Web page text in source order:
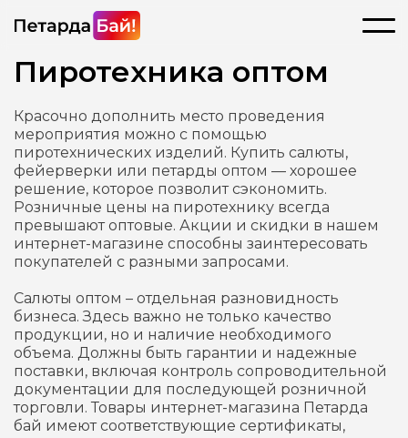
Пиротехника оптом
Красочно дополнить место проведения
мероприятия можно с помощью
пиротехнических изделий. Купить салюты,
фейерверки или петарды оптом — хорошее
решение, которое позволит сэкономить.
Розничные цены на пиротехнику всегда
превышают оптовые. Акции и скидки в нашем
интернет-магазине способны заинтересовать
покупателей с разными запросами.
Салюты оптом – отдельная разновидность
бизнеса. Здесь важно не только качество
продукции, но и наличие необходимого
объема. Должны быть гарантии и надежные
поставки, включая контроль сопроводительной
документации для последующей розничной
торговли. Товары интернет-магазина Петарда
бай имеют соответствующие сертификаты,